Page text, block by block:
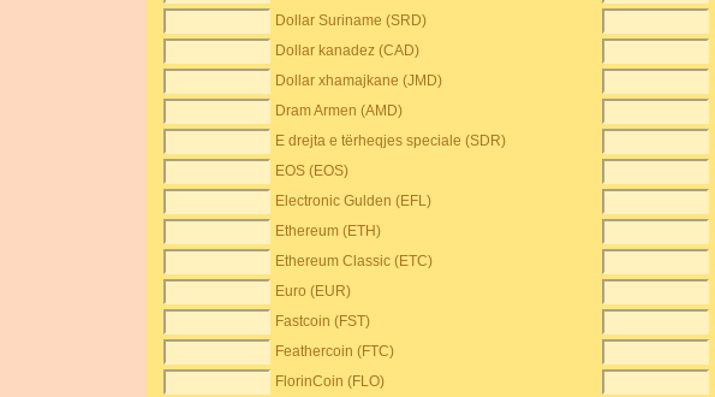
Dollar Suriname (SRD)
Dollar kanadez (CAD)
Dollar xhamajkane (JMD)
Dram Armen (AMD)
E drejta e tërheqjes speciale (SDR)
EOS (EOS)
Electronic Gulden (EFL)
Ethereum (ETH)
Ethereum Classic (ETC)
Euro (EUR)
Fastcoin (FST)
Feathercoin (FTC)
FlorinCoin (FLO)